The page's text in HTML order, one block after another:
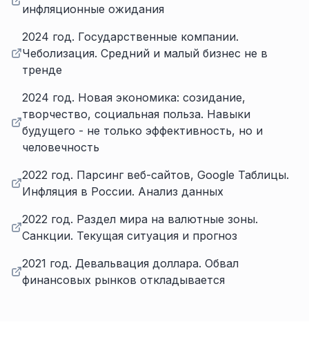
инфляционные ожидания
2024 год. Государственные компании.
Чеболизация. Средний и малый бизнес не в
тренде
2024 год. Новая экономика: созидание,
творчество, социальная польза. Навыки
будущего - не только эффективность, но и
человечность
2022 год. Парсинг веб-сайтов, Google Таблицы.
Инфляция в России. Анализ данных
2022 год. Раздел мира на валютные зоны.
Санкции. Текущая ситуация и прогноз
2021 год. Девальвация доллара. Обвал
финансовых рынков откладывается